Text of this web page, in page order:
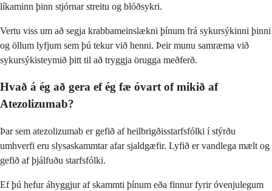
líkaminn þinn stjórnar streitu og blóðsykri.
Vertu viss um að segja krabbameinslækni þínum frá sykursýkinni þinni
og öllum lyfjum sem þú tekur við henni. Þeir munu samræma við
sykursýkisteymið þitt til að tryggja örugga meðferð.
Hvað á ég að gera ef ég fæ óvart of mikið af
Atezolizumab?
Þar sem atezolizumab er gefið af heilbrigðisstarfsfólki í stýrðu
umhverfi eru slysaskammtar afar sjaldgæfir. Lyfið er vandlega mælt og
gefið af þjálfuðu starfsfólki.
Ef þú hefur áhyggjur af skammti þínum eða finnur fyrir óvenjulegum